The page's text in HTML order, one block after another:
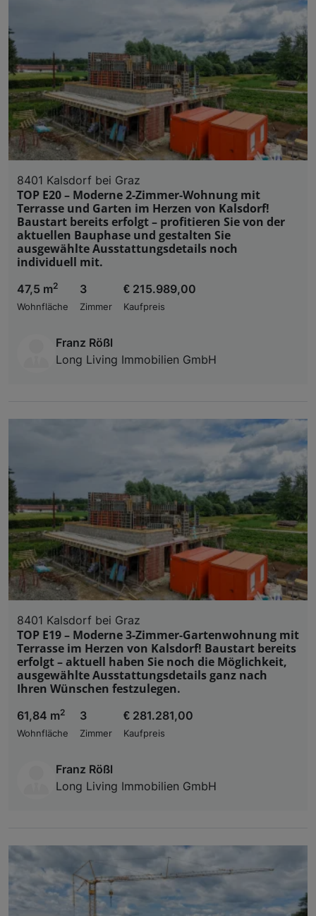
8401 Kalsdorf bei Graz
TOP E20 – Moderne 2-Zimmer-Wohnung mit
Terrasse und Garten im Herzen von Kalsdorf!
Baustart bereits erfolgt – profitieren Sie von der
aktuellen Bauphase und gestalten Sie
ausgewählte Ausstattungsdetails noch
individuell mit.
47,5 m2
Wohnfläche
3
Zimmer
€ 215.989,00
Kaufpreis
Franz Rößl
Long Living Immobilien GmbH
8401 Kalsdorf bei Graz
TOP E19 – Moderne 3-Zimmer-Gartenwohnung mit
Terrasse im Herzen von Kalsdorf! Baustart bereits
erfolgt – aktuell haben Sie noch die Möglichkeit,
ausgewählte Ausstattungsdetails ganz nach
Ihren Wünschen festzulegen.
61,84 m2
Wohnfläche
3
Zimmer
€ 281.281,00
Kaufpreis
Franz Rößl
Long Living Immobilien GmbH